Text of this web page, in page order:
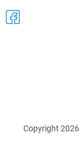
Copyright 2026